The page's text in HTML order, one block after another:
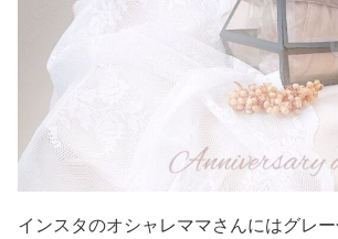
インスタのオシャレママさんにはグレ